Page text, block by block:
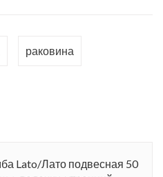
раковина